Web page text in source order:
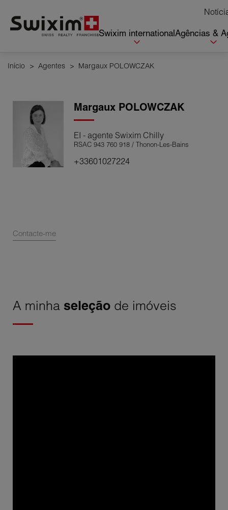
Swixim internationalAgências &
Início > Agentes > Margaux POLOWCZAK
Margaux POLOWCZAK
EI - agente Swixim Chilly
RSAC 943 760 918 / Thonon-Les-Bains
+33601027224
Contacte-me
A minha seleção de imóveis